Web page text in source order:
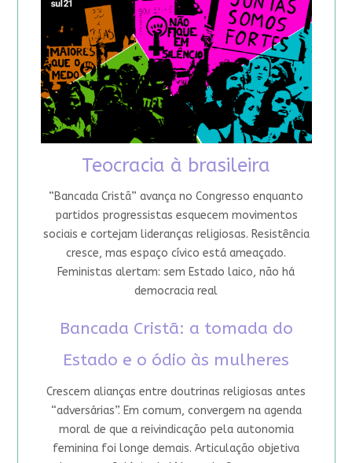
Teocracia à brasileira
“Bancada Cristã” avança no Congresso enquanto
partidos progressistas esquecem movimentos
sociais e cortejam lideranças religiosas. Resistência
cresce, mas espaço cívico está ameaçado.
Feministas alertam: sem Estado laico, não há
democracia real
Bancada Cristã: a tomada do
Estado e o ódio às mulheres
Crescem alianças entre doutrinas religiosas antes
“adversárias”. Em comum, convergem na agenda
moral de que a reivindicação pela autonomia
feminina foi longe demais. Articulação objetiva